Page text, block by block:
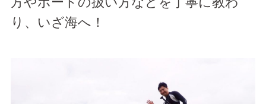
り、いざ海へ！